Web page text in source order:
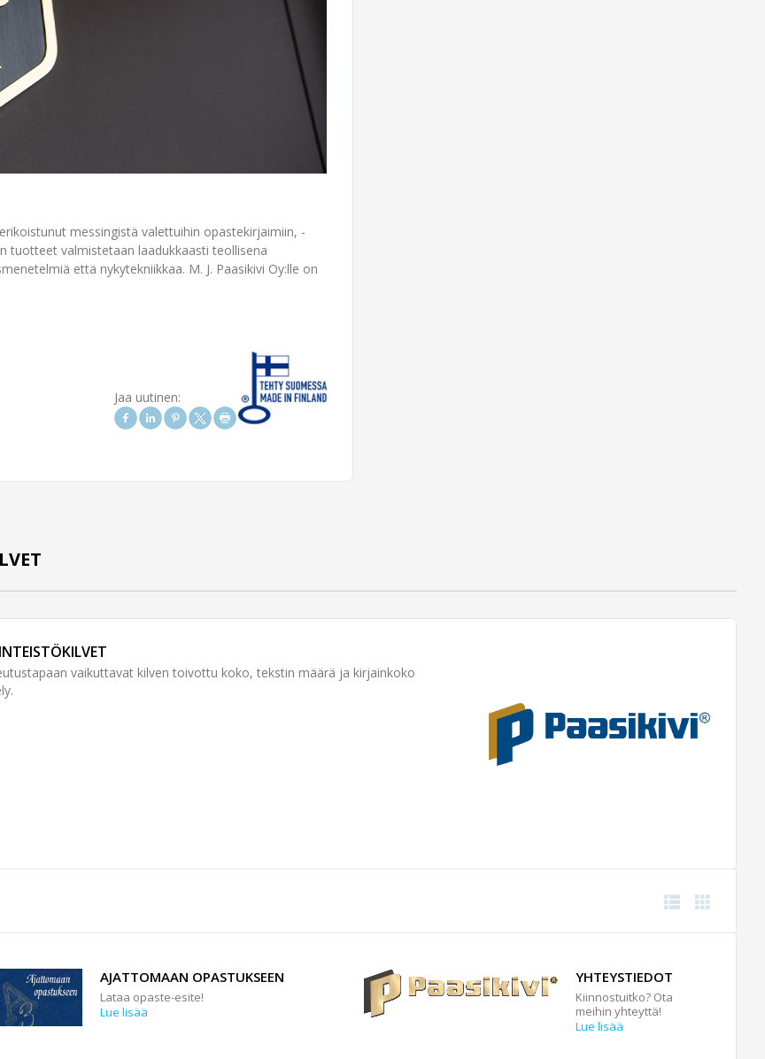
messingistä valettuihin opaste­kirjaimiin, -
tuotteet valmistetaan laadukkaasti teollisena
että nyky­tekniikkaa. M. J. Paasikivi Oy:lle on
Jaa uutinen:
vaikuttavat kilven toivottu koko, tekstin määrä ja kirjainkoko
AJATTOMAAN OPASTUKSEEN
Lataa opaste-esite!
Lue lisää
YHTEYSTIEDOT
Kiinnostuitko? Ota
meihin yhteyttä!
Lue lisää